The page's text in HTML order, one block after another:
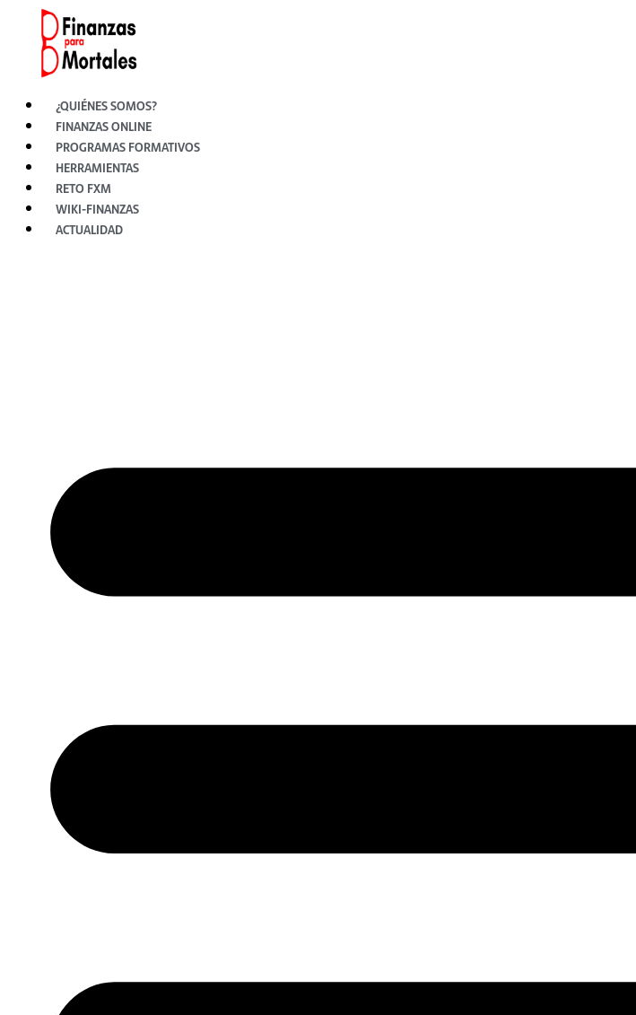
contenido
¿QUIÉNES SOMOS?
FINANZAS ONLINE
PROGRAMAS FORMATIVOS
HERRAMIENTAS
RETO FXM
WIKI-FINANZAS
ACTUALIDAD